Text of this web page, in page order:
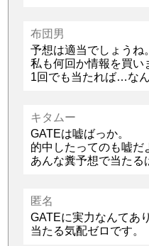
布団男
予想は適当でしょうね。
私も何回か情報を買い
1回でも当たれば…な
キタムー
GATEは嘘ばっか。
的中したってのも嘘だ
あんな糞予想で当たる
匿名
GATEに実力なんてあ
当たる気配ゼロです。